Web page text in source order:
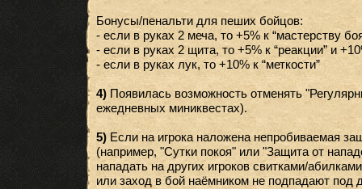
Бонусы/пенальти для пеших бойцов:
- если в руках 2 меча, то +5% к “мастерству
- если в руках 2 щита, то +5% к “реакции” и
- если в руках лук, то +10% к “меткости”
4)Появилась возможность отменять
ежедневных миниквестах).
5)Если на игрока наложена непробиваемая
(например, "Сутки покоя" или "Защита от
нападать на других игроков свитками/
или заход в бой наёмником не подпадают под